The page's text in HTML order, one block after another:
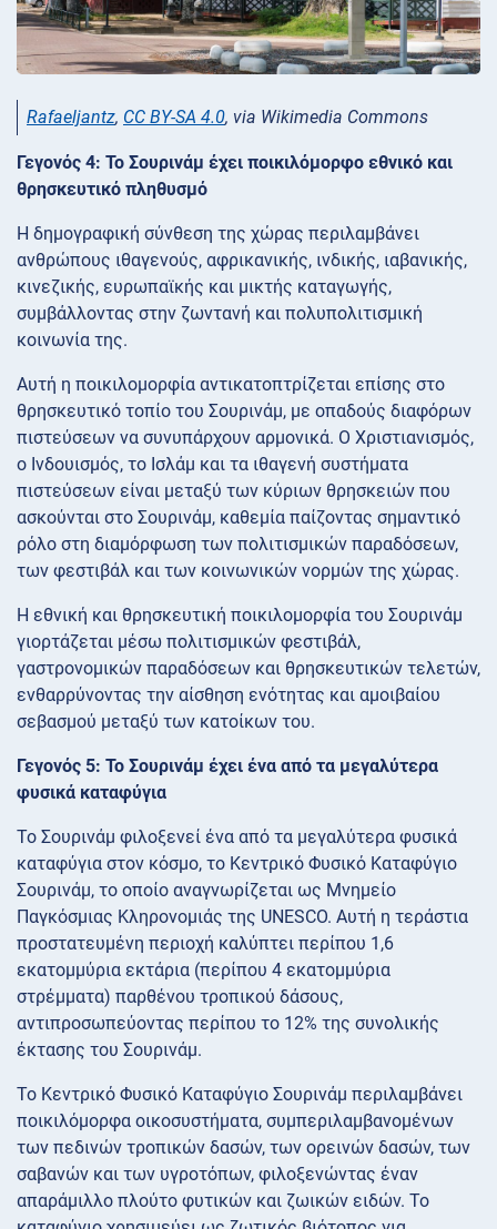
Rafaeljantz, CC BY-SA 4.0, via Wikimedia Commons
Γεγονός 4: Το Σουρινάμ έχει ποικιλόμορφο εθνικό και
θρησκευτικό πληθυσμό
Η δημογραφική σύνθεση της χώρας περιλαμβάνει
ανθρώπους ιθαγενούς, αφρικανικής, ινδικής, ιαβανικής,
κινεζικής, ευρωπαϊκής και μικτής καταγωγής,
συμβάλλοντας στην ζωντανή και πολυπολιτισμική
κοινωνία της.
Αυτή η ποικιλομορφία αντικατοπτρίζεται επίσης στο
θρησκευτικό τοπίο του Σουρινάμ, με οπαδούς διαφόρων
πιστεύσεων να συνυπάρχουν αρμονικά. Ο Χριστιανισμός,
ο Ινδουισμός, το Ισλάμ και τα ιθαγενή συστήματα
πιστεύσεων είναι μεταξύ των κύριων θρησκειών που
ασκούνται στο Σουρινάμ, καθεμία παίζοντας σημαντικό
ρόλο στη διαμόρφωση των πολιτισμικών παραδόσεων,
των φεστιβάλ και των κοινωνικών νορμών της χώρας.
Η εθνική και θρησκευτική ποικιλομορφία του Σουρινάμ
γιορτάζεται μέσω πολιτισμικών φεστιβάλ,
γαστρονομικών παραδόσεων και θρησκευτικών τελετών,
ενθαρρύνοντας την αίσθηση ενότητας και αμοιβαίου
σεβασμού μεταξύ των κατοίκων του.
Γεγονός 5: Το Σουρινάμ έχει ένα από τα μεγαλύτερα
φυσικά καταφύγια
Το Σουρινάμ φιλοξενεί ένα από τα μεγαλύτερα φυσικά
καταφύγια στον κόσμο, το Κεντρικό Φυσικό Καταφύγιο
Σουρινάμ, το οποίο αναγνωρίζεται ως Μνημείο
Παγκόσμιας Κληρονομιάς της UNESCO. Αυτή η τεράστια
προστατευμένη περιοχή καλύπτει περίπου 1,6
εκατομμύρια εκτάρια (περίπου 4 εκατομμύρια
στρέμματα) παρθένου τροπικού δάσους,
αντιπροσωπεύοντας περίπου το 12% της συνολικής
έκτασης του Σουρινάμ.
Το Κεντρικό Φυσικό Καταφύγιο Σουρινάμ περιλαμβάνει
ποικιλόμορφα οικοσυστήματα, συμπεριλαμβανομένων
των πεδινών τροπικών δασών, των ορεινών δασών, των
σαβανών και των υγροτόπων, φιλοξενώντας έναν
απαράμιλλο πλούτο φυτικών και ζωικών ειδών. Το